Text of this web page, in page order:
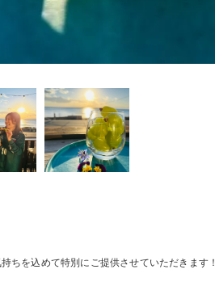
ちを込めて特別にご提供させていただきます！